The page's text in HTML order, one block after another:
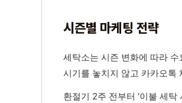
시즌별 마케팅 전략
세탁소는 시즌 변화에 따라
시기를 놓치지 않고 카카오톡
환절기 2주 전부터 '이불 세